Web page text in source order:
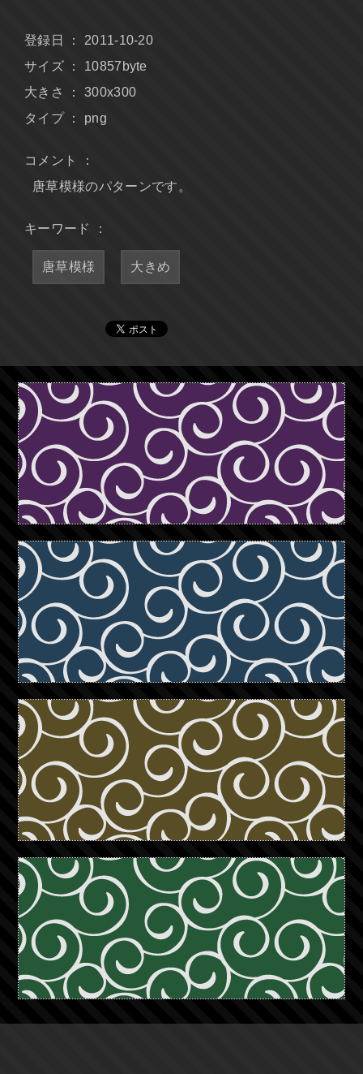
登録日 ： 2011-10-20
サイズ ： 10857byte
大きさ ： 300x300
タイプ ： png
コメント ：
唐草模様のパターンです。
キーワード ：
唐草模様 大きめ